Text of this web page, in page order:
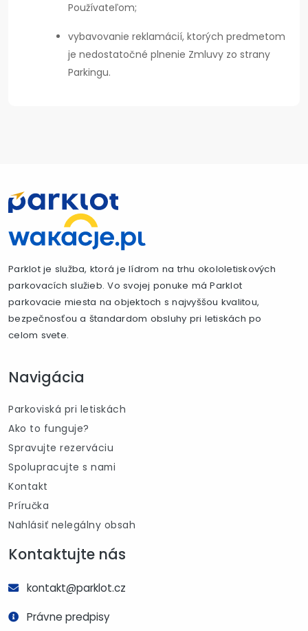
Používateľom;
vybavovanie reklamácií, ktorých predmetom
je nedostatočné plnenie Zmluvy zo strany
Parkingu.
Parklot je služba, ktorá je lídrom na trhu okololetiskových
parkovacích služieb. Vo svojej ponuke má Parklot
parkovacie miesta na objektoch s najvyššou kvalitou,
bezpečnosťou a štandardom obsluhy pri letiskách po
celom svete.
Navigácia
Parkoviská pri letiskách
Ako to funguje?
Spravujte rezerváciu
Spolupracujte s nami
Kontakt
Príručka
Nahlásiť nelegálny obsah
Kontaktujte nás
kontakt@parklot.cz
Právne predpisy